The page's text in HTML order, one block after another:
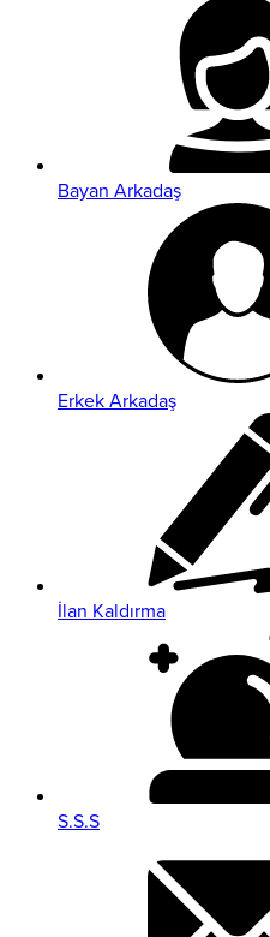
Bayan Arkadaş
Erkek Arkadaş
İlan Kaldırma
S.S.S